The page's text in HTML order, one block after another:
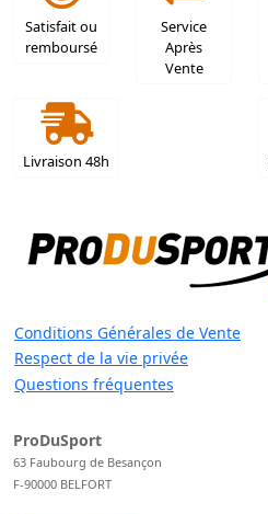
Satisfait ou
remboursé
Service
Après
Vente
Livraison 48h
Conditions Générales de Vente
Respect de la vie privée
Questions fréquentes
ProDuSport
63 Faubourg de Besançon
F-90000 BELFORT